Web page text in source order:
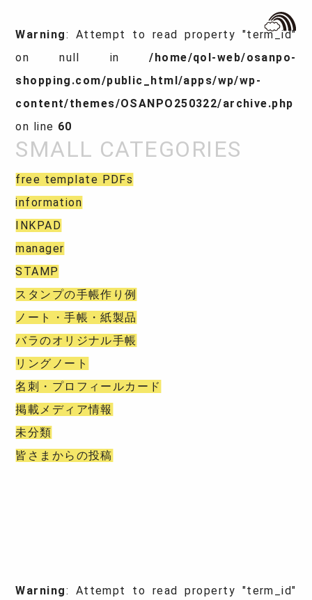
Warning: Attempt to read property "term_id"
on null in/home/qol-web/osanpo-
shopping.com/public_html/apps/wp/wp-
content/themes/OSANPO250322/archive.php
on line 60
free template PDFs
information
INKPAD
manager
STAMP
スタンプの手帳作り例
ノート・手帳・紙製品
バラのオリジナル手帳
リングノート
名刺・プロフィールカード
掲載メディア情報
未分類
皆さまからの投稿
Warning: Attempt to read property "term_id"